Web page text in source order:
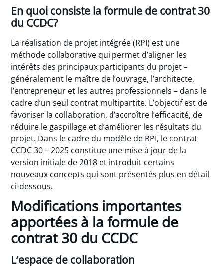
En quoi consiste la formule de contrat 30
du CCDC?
La réalisation de projet intégrée (RPI) est une
méthode collaborative qui permet d’aligner les
intérêts des principaux participants du projet –
généralement le maître de l’ouvrage, l’architecte,
l’entrepreneur et les autres professionnels – dans le
cadre d’un seul contrat multipartite. L’objectif est de
favoriser la collaboration, d’accroître l’efficacité, de
réduire le gaspillage et d’améliorer les résultats du
projet. Dans le cadre du modèle de RPI, le contrat
CCDC 30 – 2025 constitue une mise à jour de la
version initiale de 2018 et introduit certains
nouveaux concepts qui sont présentés plus en détail
ci-dessous.
Modifications importantes
apportées à la formule de
contrat 30 du CCDC
L’espace de collaboration